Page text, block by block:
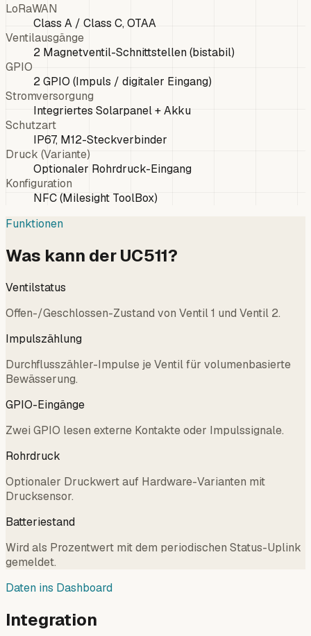
LoRaWAN
Class A / Class C, OTAA
Ventilausgänge
2 Magnetventil-Schnittstellen (bistabil)
GPIO
2 GPIO (Impuls / digitaler Eingang)
Stromversorgung
Integriertes Solarpanel + Akku
Schutzart
IP67, M12-Steckverbinder
Druck (Variante)
Optionaler Rohrdruck-Eingang
Konfiguration
NFC (Milesight ToolBox)
Funktionen
Was kann der UC511?
Ventilstatus
Offen-/Geschlossen-Zustand von Ventil 1 und Ventil 2.
Impulszählung
Durchflusszähler-Impulse je Ventil für volumenbasierte
Bewässerung.
GPIO-Eingänge
Zwei GPIO lesen externe Kontakte oder Impulssignale.
Rohrdruck
Optionaler Druckwert auf Hardware-Varianten mit
Drucksensor.
Batteriestand
Wird als Prozentwert mit dem periodischen Status-Uplink
gemeldet.
Daten ins Dashboard
Integration